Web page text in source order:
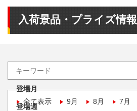
入荷景品・プライズ情報
登場月
全て表示
9月 8月 7月
登場週